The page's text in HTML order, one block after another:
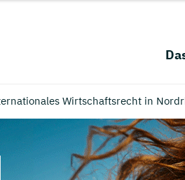
Wirtschaftsrecht in